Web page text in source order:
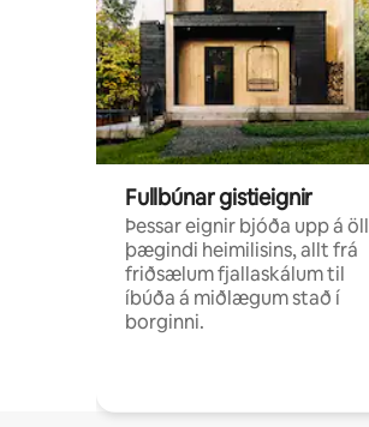
Fullbúnar gistieignir
Þessar eignir bjóða upp á öll
þægindi heimilisins, allt frá
friðsælum fjallaskálum til
íbúða á miðlægum stað í
borginni.